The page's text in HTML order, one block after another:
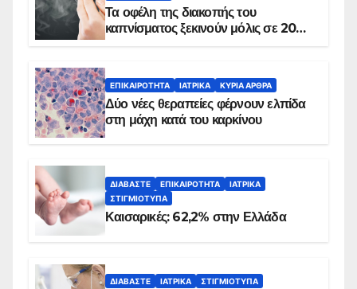
Τα οφέλη της διακοπής του
καπνίσματος ξεκινούν μόλις σε 20
ΕΠΙΚΑΙΡΌΤΗΤΑ ΙΑΤΡΙΚΆ ΚΥΡΙΑ ΑΡΘΡΑ
Δύο νέες θεραπείες φέρνουν ελπίδα
στη μάχη κατά του καρκίνου
ΔΙΑΒΆΣΤΕ ΕΠΙΚΑΙΡΌΤΗΤΑ
ΙΑΤΡΙΚΆ
ΣΤΙΓΜΙΌΤΥΠΑ
Καισαρικές: 62,2% στην Ελλάδα
ΔΙΑΒΆΣΤΕ ΙΑΤΡΙΚΆ ΣΤΙΓΜΙΌΤΥΠΑ